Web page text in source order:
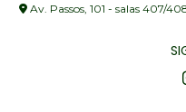
Av. Passos, 101 - salas 407/